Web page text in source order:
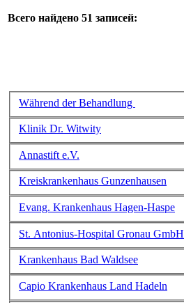
Всего найдено 51 записей:
Während der Behandlung
Klinik Dr. Witwity
Annastift e.V.
Kreiskrankenhaus Gunzenhausen
Evang. Krankenhaus Hagen-Haspe
St. Antonius-Hospital Gronau GmbH
Krankenhaus Bad Waldsee
Capio Krankenhaus Land Hadeln